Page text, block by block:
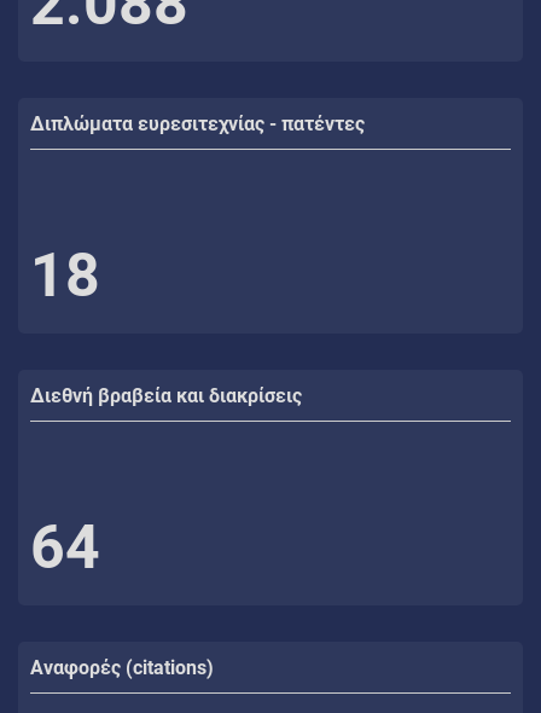
Διπλώματα ευρεσιτεχνίας - πατέντες
18
Διεθνή βραβεία και διακρίσεις
64
Αναφορές (citations)